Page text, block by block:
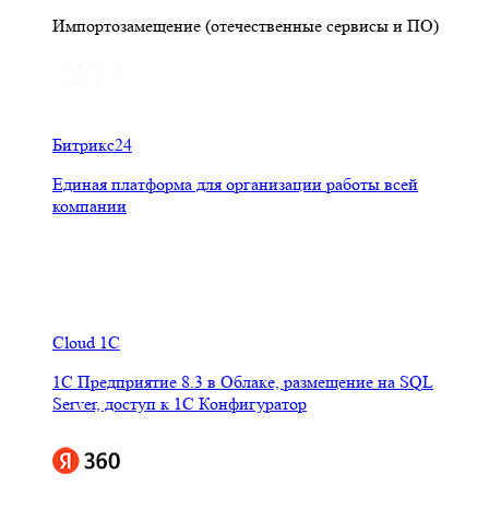
Импортозамещение (отечественные сервисы и ПО)
Битрикс24
Единая платформа для организации работы всей
компании
Cloud 1C
1С Предприятие 8.3 в Облаке, размещение на SQL
Server, доступ к 1С Конфигуратор